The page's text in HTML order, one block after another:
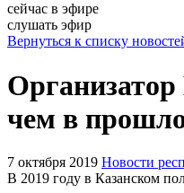
сейчас в эфире
слушать эфир
Вернуться к списку
Организатор
чем в
7 октября 2019 Новости
В 2019 году в Казанском